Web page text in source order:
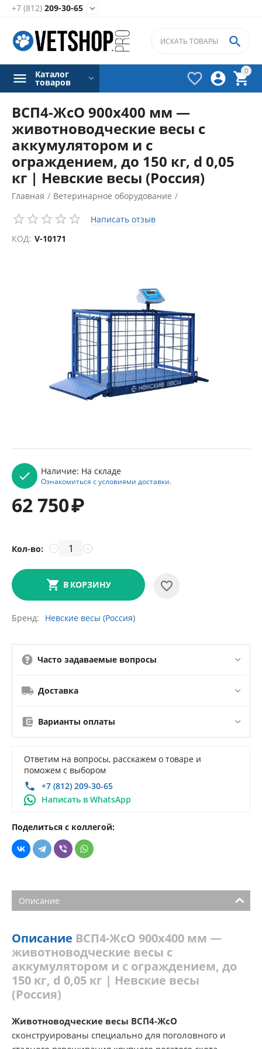
+7 (812) 209-30-65 
0




Каталог
товаров
ВСП4-ЖсО 900х400 мм —
животноводческие весы с
аккумулятором и с
ограждением, до 150 кг, d 0,05
кг | Невские весы (Россия)
Главная / Ветеринарное оборудование /
Весы для животных
/
Написать отзыв
КОД: V-10171
Наличие: На складе
Ознакомиться с условиями доставки.
62 750₽
Кол-во: +
−
В КОРЗИНУ
Бренд Невские весы (Россия)
Часто задаваемые вопросы
Доставка
Варианты оплаты
Ответим на вопросы, расскажем о товаре и
поможем с выбором
+7 (812) 209-30-65
Написать в WhatsApp
Поделиться с коллегой:
Описание
Описание ВСП4-ЖсО 900х400 мм —
животноводческие весы с
аккумулятором и с ограждением, до
150 кг, d 0,05 кг | Невские весы
(Россия)
Животноводческие весы ВСП4-ЖсО
сконструированы специально для поголовного и